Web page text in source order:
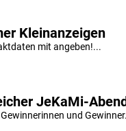
Kleinanzeigen
mit angeben!...
JeKaMi-
und